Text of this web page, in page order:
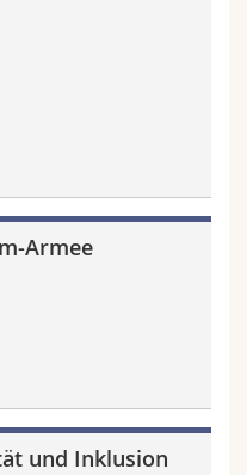
Armee
und Inklusion